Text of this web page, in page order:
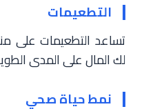
التطعيمات
تساعد التطعيمات على
لك المال على المدى
نمط حياة صحي